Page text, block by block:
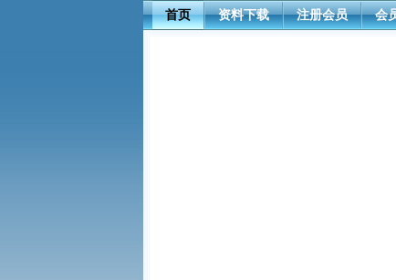
首页 资料下载 注册会员 会